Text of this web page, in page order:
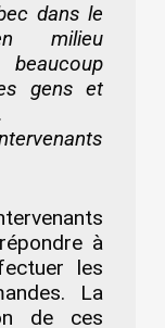
dans le
milieu
gens et
à
les
La
de ces